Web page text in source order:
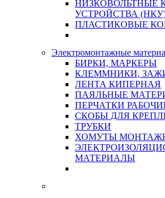
НИЗКОВОЛЬТНЫЕ
УСТРОЙСТВА
ПЛАСТИКОВЫЕ
Электромонтажные
БИРКИ, МАРКЕРЫ
КЛЕММНИКИ,
ЛЕНТА КИПЕРНАЯ
ПАЯЛЬНЫЕ
ПЕРЧАТКИ
СКОБЫ ДЛЯ
ТРУБКИ
ХОМУТЫ
МАТЕРИАЛЫ